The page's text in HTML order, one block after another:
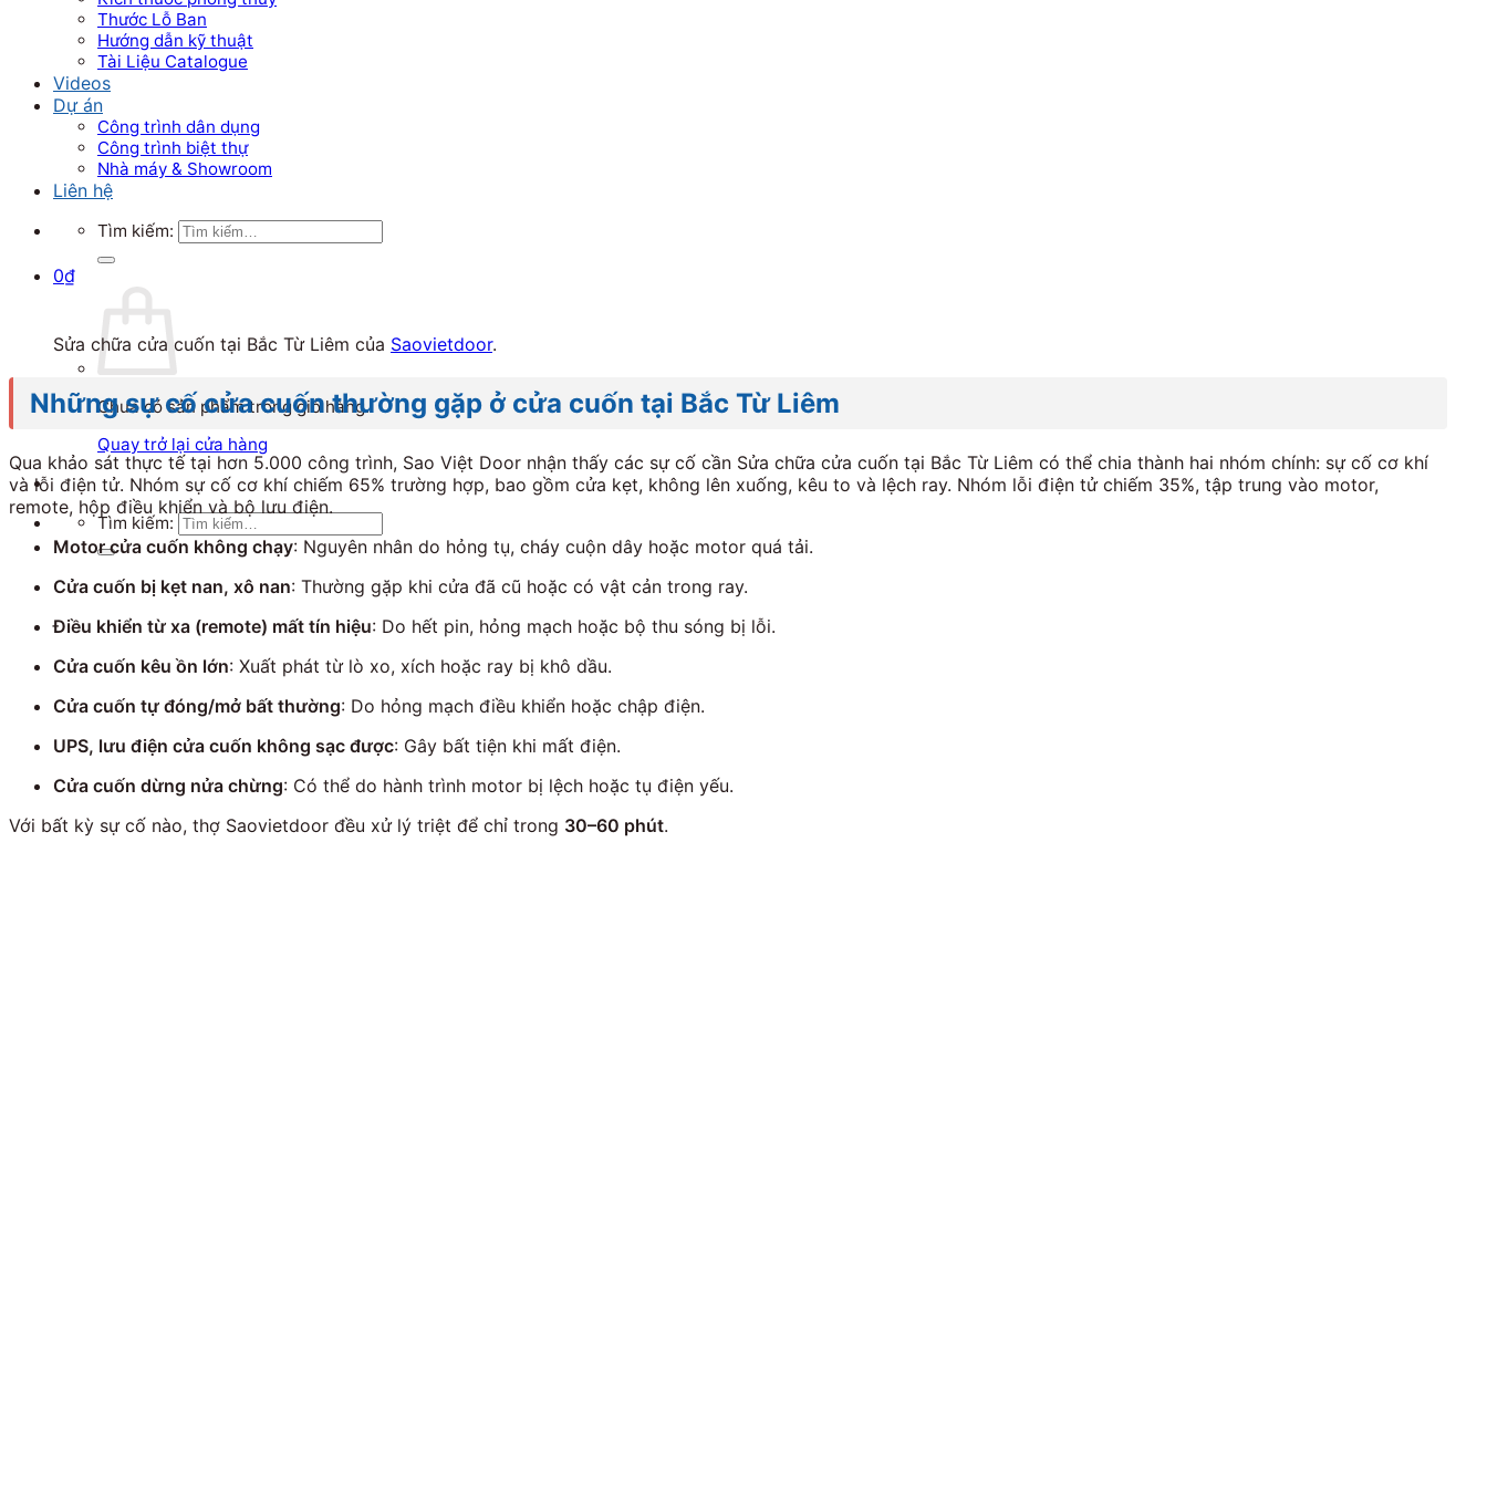
Thước Lỗ Ban
Hướng dẫn kỹ thuật
Tài Liệu Catalogue
Videos
Dự án
Công trình dân dụng
Công trình biệt thự
Nhà máy & Showroom
Liên hệ
Tìm kiếm:
0₫
Chưa có sản phẩm trong giỏ hàng.
Quay trở lại cửa hàng
Tìm kiếm:
Sửa chữa cửa cuốn tại Bắc Từ Liêm của Saovietdoor.
Những sự cố cửa cuốn thường gặp ở cửa cuốn tại Bắc Từ Liêm
Qua khảo sát thực tế tại hơn 5.000 công trình, Sao Việt Door nhận thấy các sự cố cần Sửa chữa cửa cuốn tại Bắc Từ Liêm có thể chia thành hai nhóm chính: sự cố cơ khí
và lỗi điện tử. Nhóm sự cố cơ khí chiếm 65% trường hợp, bao gồm cửa kẹt, không lên xuống, kêu to và lệch ray. Nhóm lỗi điện tử chiếm 35%, tập trung vào motor,
remote, hộp điều khiển và bộ lưu điện.
Motor cửa cuốn không chạy: Nguyên nhân do hỏng tụ, cháy cuộn dây hoặc motor quá tải.
Cửa cuốn bị kẹt nan, xô nan: Thường gặp khi cửa đã cũ hoặc có vật cản trong ray.
Điều khiển từ xa (remote) mất tín hiệu: Do hết pin, hỏng mạch hoặc bộ thu sóng bị lỗi.
Cửa cuốn kêu ồn lớn: Xuất phát từ lò xo, xích hoặc ray bị khô dầu.
Cửa cuốn tự đóng/mở bất thường: Do hỏng mạch điều khiển hoặc chập điện.
UPS, lưu điện cửa cuốn không sạc được: Gây bất tiện khi mất điện.
Cửa cuốn dừng nửa chừng: Có thể do hành trình motor bị lệch hoặc tụ điện yếu.
Với bất kỳ sự cố nào, thợ Saovietdoor đều xử lý triệt để chỉ trong 30–60 phút.